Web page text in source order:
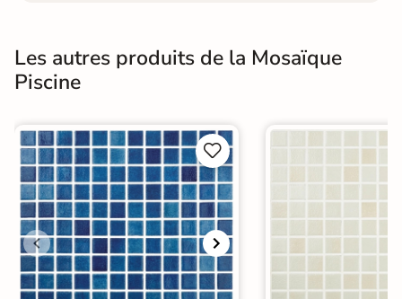
Les autres produits de la Mosaïque
Piscine

